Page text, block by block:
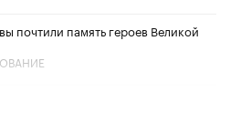
почтили память героев Великой